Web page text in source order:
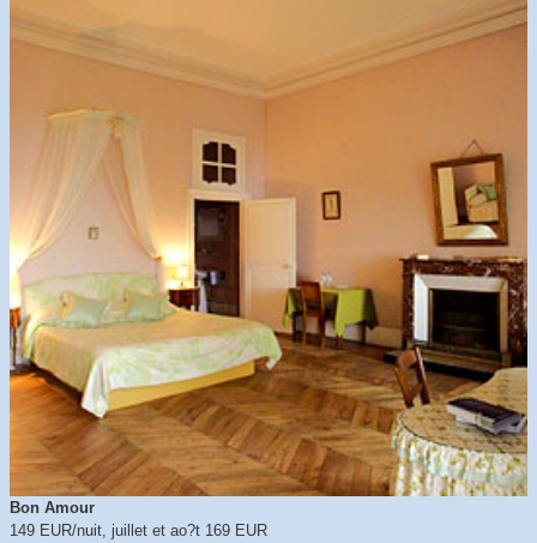
Bon Amour
149 EUR/nuit, juillet et ao?t 169 EUR